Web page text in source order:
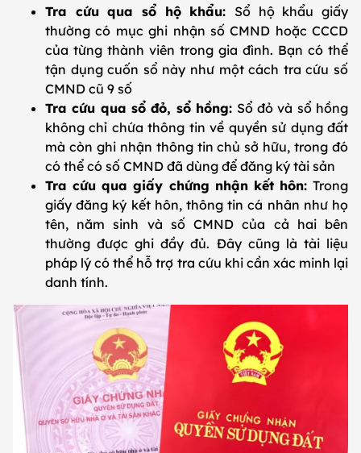
Tra cứu qua sổ hộ khẩu: Sổ hộ khẩu giấy
thường có mục ghi nhận số CMND hoặc CCCD
của từng thành viên trong gia đình. Bạn có thể
tận dụng cuốn sổ này như một cách tra cứu số
CMND cũ 9 số
Tra cứu qua sổ đỏ, sổ hồng: Sổ đỏ và sổ hồng
không chỉ chứa thông tin về quyền sử dụng đất
mà còn ghi nhận thông tin chủ sở hữu, trong đó
có thể có số CMND đã dùng để đăng ký tài sản
Tra cứu qua giấy chứng nhận kết hôn: Trong
giấy đăng ký kết hôn, thông tin cá nhân như họ
tên, năm sinh và số CMND của cả hai bên
thường được ghi đầy đủ. Đây cũng là tài liệu
pháp lý có thể hỗ trợ tra cứu khi cần xác minh lại
danh tính.